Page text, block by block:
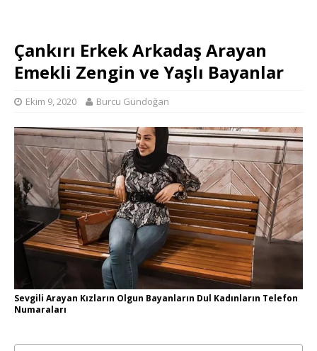
Çankırı Erkek Arkadaş Arayan
Emekli Zengin ve Yaşlı Bayanlar
Ekim 9, 2020 Burcu Gündoğan
Sevgili Arayan Kızların Olgun Bayanların Dul Kadınların Telefon
Numaraları